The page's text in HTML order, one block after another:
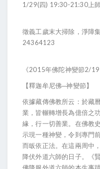
1/29(四) 19:30-21:30上
徵義工歲末大掃除，淨障
24364123
《2015年佛陀神變節2/
【釋迦牟尼佛─神變節】
依據藏傳佛教所云：於藏
業，皆輾轉增長為億倍之
緣，行一切善業。在佛教
示現一種神變，令到專門
而皈依正法。在這兩周中
降伏外道六師的日子。《